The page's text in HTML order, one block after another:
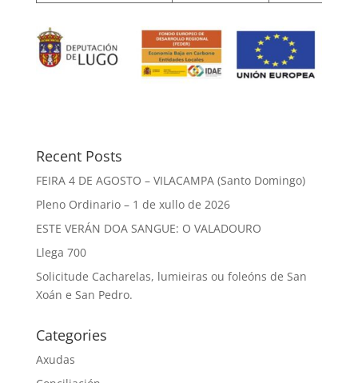
Recent Posts
FEIRA 4 DE AGOSTO – VILACAMPA (Santo Domingo)
Pleno Ordinario – 1 de xullo de 2026
ESTE VERÁN DOA SANGUE: O VALADOURO
Llega 700
Solicitude Cacharelas, lumieiras ou foleóns de San
Xoán e San Pedro.
Categories
Axudas